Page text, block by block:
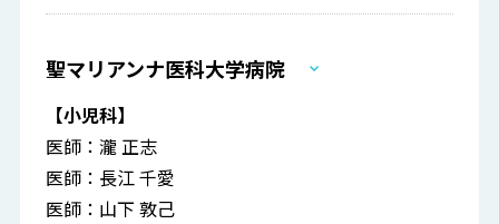
聖マリアンナ医科大学病院
【小児科】
医師：瀧 正志
医師：長江 千愛
医師：山下 敦己